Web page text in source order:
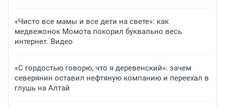
«Чисто все мамы и все дети на свете»: как
медвежонок Момота покорил буквально весь
интернет. Видео
«С гордостью говорю, что я деревенский»: зачем
северянин оставил нефтяную компанию и переехал в
глушь на Алтай